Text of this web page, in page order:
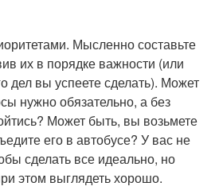
Мысленно составьте
их в порядке важности (или
дел вы успеете сделать). Может
нужно обязательно, а без
Может быть, вы возьмете
его в автобусе? У вас не
сделать все идеально, но
этом выглядеть хорошо.